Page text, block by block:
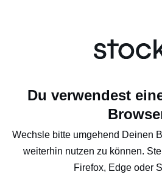
Du verwendest
Wechsle bitte umgehend Deinen
weiterhin nutzen zu können.
Firefox, Edge oder